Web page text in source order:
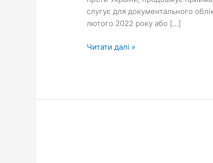
слугує для документального
лютого 2022 року або […]
Читати далі »